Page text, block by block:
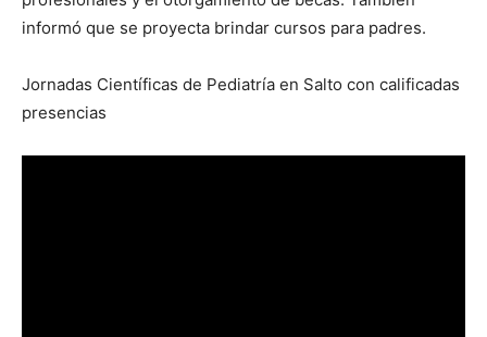
informó que se proyecta brindar cursos para padres.
Jornadas Científicas de Pediatría en Salto con calificadas
presencias